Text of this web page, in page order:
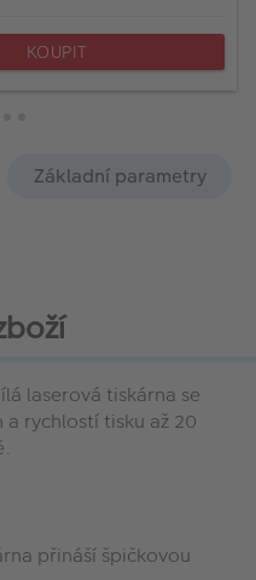
KOUPIT
Základní parametry
laserová tiskárna se
rychlostí tisku až 20
přináší špičkovou